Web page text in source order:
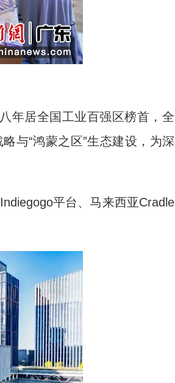
居全国工业百强区榜首，全
与“鸿蒙之区”生态建设，为深
平台、马来西亚Cradle